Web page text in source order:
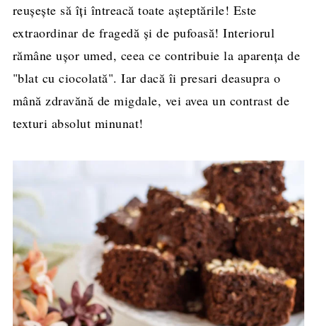
reușește să îți întreacă toate așteptările! Este
extraordinar de fragedă și de pufoasă! Interiorul
rămâne ușor umed, ceea ce contribuie la aparența de
"blat cu ciocolată". Iar dacă îi presari deasupra o
mână zdravănă de migdale, vei avea un contrast de
texturi absolut minunat!